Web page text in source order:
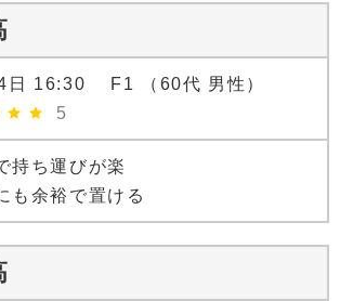
日 16:30 F1 （60代 男性）
5
持ち運びが楽
も余裕で置ける